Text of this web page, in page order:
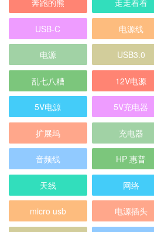
奔跑的熊 走走看看
USB-C 电源线
电源 USB3.0
乱七八糟 12V电源
5V电源 5V充电器
扩展坞 充电器
音频线 HP 惠普
天线 网络
micro usb 电源插头